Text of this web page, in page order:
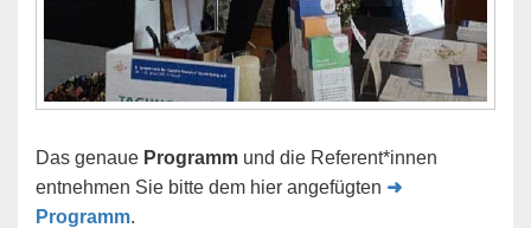
Das genaue Programm und die Referent*innen
entnehmen Sie bitte dem hier angefügten ➜
Programm.